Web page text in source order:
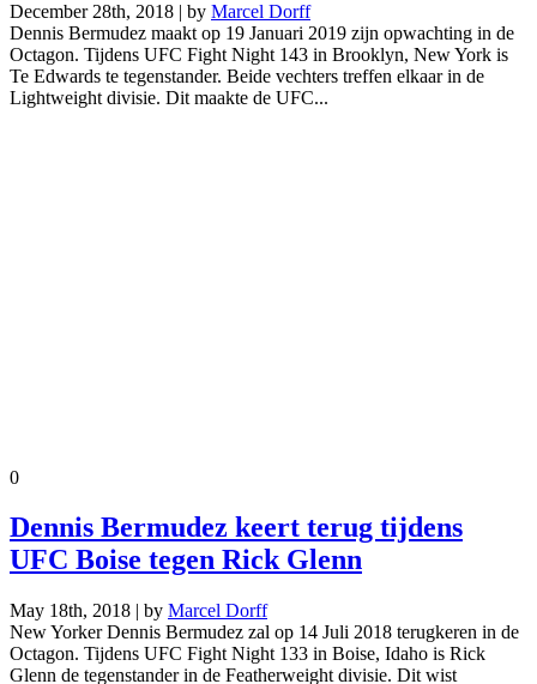
December 28th, 2018 | by Marcel Dorff
Dennis Bermudez maakt op 19 Januari 2019 zijn opwachting in de
Octagon. Tijdens UFC Fight Night 143 in Brooklyn, New York is
Te Edwards te tegenstander. Beide vechters treffen elkaar in de
Lightweight divisie. Dit maakte de UFC...
0
Dennis Bermudez keert terug tijdens
UFC Boise tegen Rick Glenn
May 18th, 2018 | by Marcel Dorff
New Yorker Dennis Bermudez zal op 14 Juli 2018 terugkeren in de
Octagon. Tijdens UFC Fight Night 133 in Boise, Idaho is Rick
Glenn de tegenstander in de Featherweight divisie. Dit wist